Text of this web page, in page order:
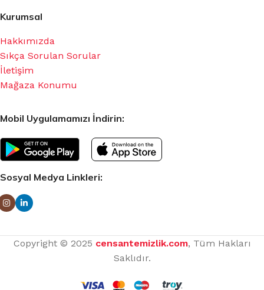
Kurumsal
Hakkımızda
Sıkça Sorulan Sorular
İletişim
Mağaza Konumu
Mobil Uygulamamızı İndirin:
Sosyal Medya Linkleri:
Copyright © 2025 censantemizlik.com, Tüm Hakları
Saklıdır.